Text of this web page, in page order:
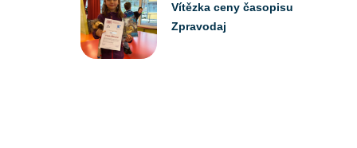
Vítězka ceny časopisu
Zpravodaj